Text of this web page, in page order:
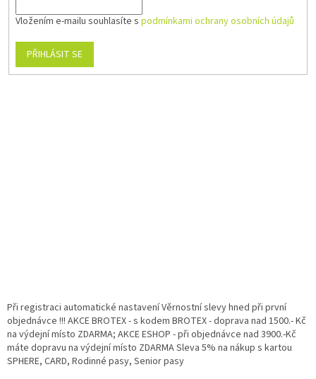
Vložením e-mailu souhlasíte s podmínkami ochrany osobních údajů
PŘIHLÁSIT SE
Při registraci automatické nastavení Věrnostní slevy hned při první
objednávce !!! AKCE BROTEX - s kodem BROTEX - doprava nad 1500.- Kč
na výdejní místo ZDARMA; AKCE ESHOP - při objednávce nad 3900.-Kč
máte dopravu na výdejní místo ZDARMA Sleva 5% na nákup s kartou
SPHERE, CARD, Rodinné pasy, Senior pasy